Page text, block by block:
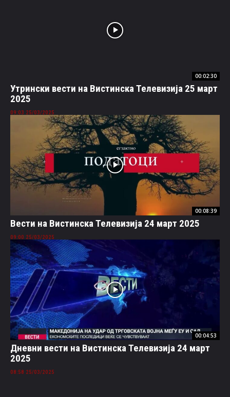
00:02:30
Утрински вести на Вистинска Телевизија 25 март
2025
25/03/2025 09:03
00:08:39
Вести на Вистинска Телевизија 24 март 2025
25/03/2025 09:00
00:04:53
Дневни вести на Вистинска Телевизија 24 март
2025
25/03/2025 08:58